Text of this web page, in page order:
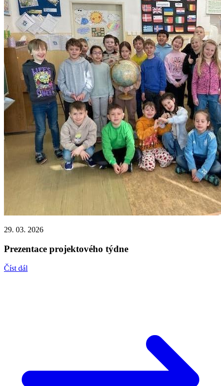
29. 03. 2026
Prezentace projektového týdne
Číst dál